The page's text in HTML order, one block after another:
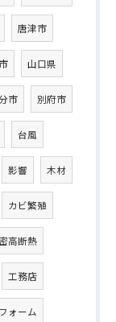
唐津市
山口県
市 別府市
台風
影響 木材
カビ繁殖
高断熱
工務店
ォーム